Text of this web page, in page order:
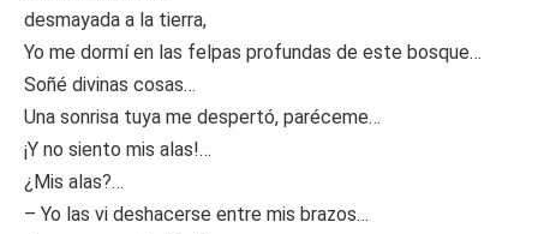
desmayada a la tierra,
Yo me dormí en las felpas profundas de este bosque…
Soñé divinas cosas…
Una sonrisa tuya me despertó, paréceme…
¡Y no siento mis alas!…
¿Mis alas?…
– Yo las vi deshacerse entre mis brazos…